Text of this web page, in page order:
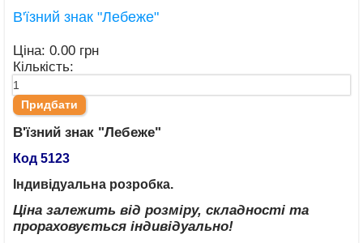
В'їзний знак "Лебеже"
Ціна:0.00 грн
Кількість:
В'їзний знак "Лебеже"
Код 5123
Індивідуальна розробка.
Ціна залежить від розміру, складності та
прораховується індивідуально!